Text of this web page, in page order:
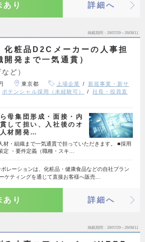
あり 詳細へ
掲載期間 26/07/29～26/08/11
化粧品D2Cメーカーの人事担
開発まで一気通貫）
ど）
東京都 上場企業
新規事業・新サ
ポテンシャル採用（未経験可）
社長・役員直
母集団形成・面接・内
して担い、入社後のオ
材開発…
材・組織まで一気通貫で担っていただきます。 ■採用
定 ・要件定義（職種・スキ…
レーションは、化粧品・健康食品などの自社ブラン
ケティングを通じて直接お客様へ販売…
あり 詳細へ
掲載期間 26/07/29～26/08/11